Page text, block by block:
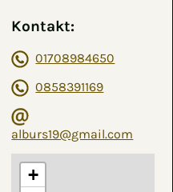
Kontakt:
01708984650
0858391169
alburs19@gmail.com
+